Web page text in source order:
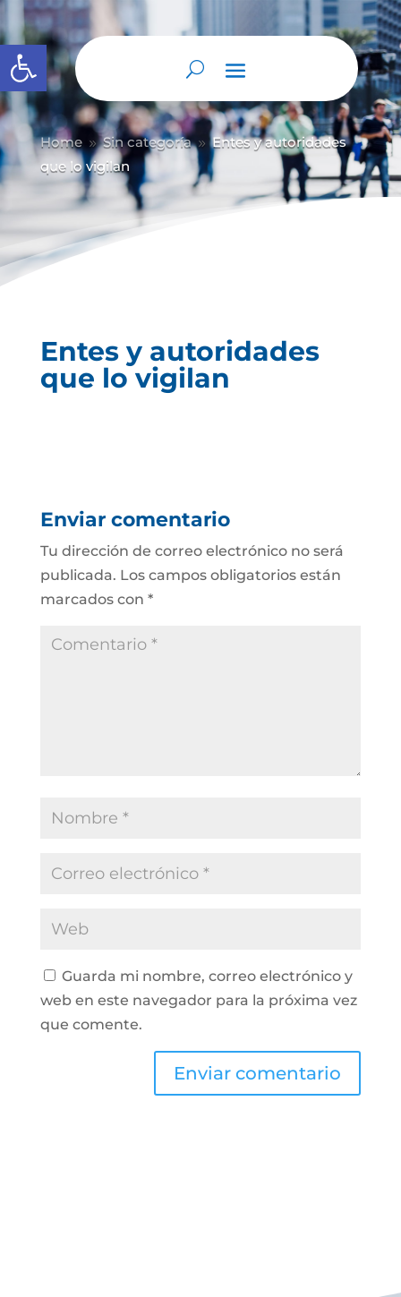
Abrir barra de herramientas
Home 9 Sin categoría 9 Entes y autoridades
que lo vigilan
Entes y autoridades
que lo vigilan
Enviar comentario
Tu dirección de correo electrónico no será
publicada. Los campos obligatorios están
marcados con *
Guarda mi nombre, correo electrónico y
web en este navegador para la próxima vez
que comente.